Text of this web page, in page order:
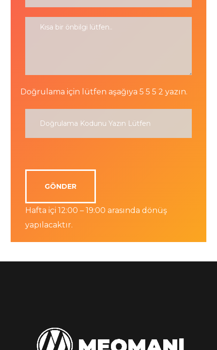
Doğrulama için lütfen aşağıya 5 5 5 2 yazın.
Hafta içi 12:00 – 19:00 arasında dönüş
yapılacaktır.